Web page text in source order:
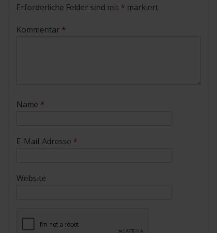
Erforderliche Felder sind mit * markiert
Kommentar *
Name *
E-Mail-Adresse *
Website